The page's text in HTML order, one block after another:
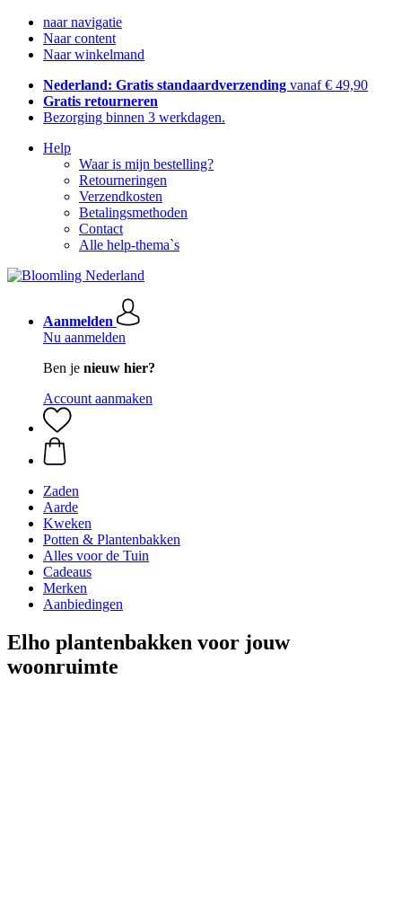
naar navigatie
Naar content
Naar winkelmand
Nederland: Gratis standaardverzending vanaf € 49,90
Gratis retourneren
Bezorging binnen 3 werkdagen.
Help
Waar is mijn bestelling?
Retourneringen
Verzendkosten
Betalingsmethoden
Contact
Alle help-thema`s
Aanmelden
Nu aanmelden
Ben je nieuw hier?
Account aanmaken
Zaden
Aarde
Kweken
Potten & Plantenbakken
Alles voor de Tuin
Cadeaus
Merken
Aanbiedingen
Elho plantenbakken voor jouw
woonruimte